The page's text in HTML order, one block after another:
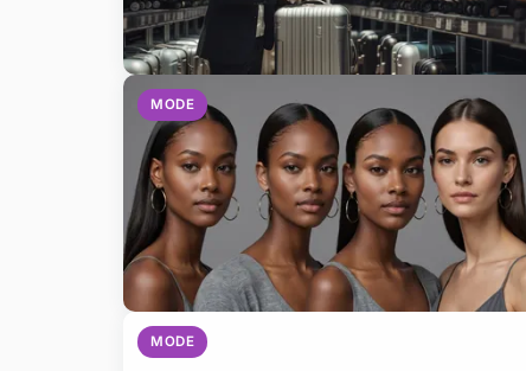
MODE
MODE